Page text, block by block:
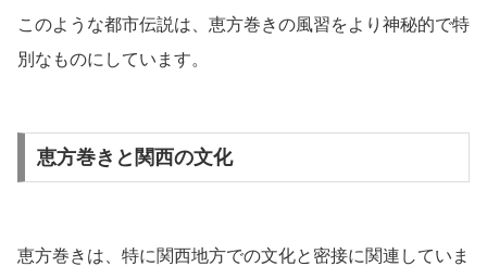
このような都市伝説は、恵方巻きの風習をより神秘的で特
別なものにしています。
恵方巻きと関西の文化
恵方巻きは、特に関西地方での文化と密接に関連していま